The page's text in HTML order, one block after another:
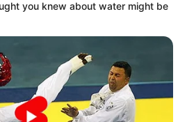
you knew about water might be